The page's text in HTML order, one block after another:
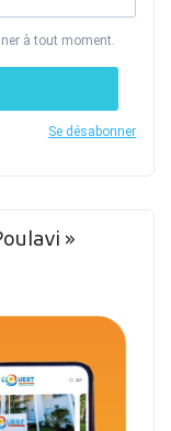
à tout moment.
Se désabonner
»